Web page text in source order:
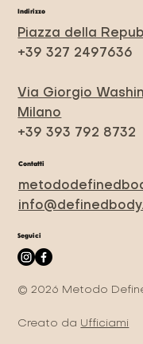
Indirizzo
Piazza della
+39 327 2497636
Via Giorgio
Milano
+39 393 792 8732
Contatti
Seguici
© 2026 Metodo
Creato da Ufficiami